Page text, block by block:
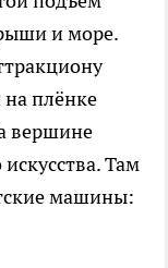
и море.
плёнке
вершине
Там
машины: